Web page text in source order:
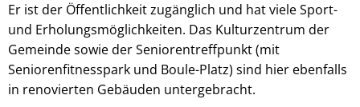
Er ist der Öffentlichkeit zugänglich und hat viele Sport-
und Erholungsmöglichkeiten. Das Kulturzentrum der
Gemeinde sowie der Seniorentreffpunkt (mit
Seniorenfitnesspark und Boule-Platz) sind hier ebenfalls
in renovierten Gebäuden untergebracht.